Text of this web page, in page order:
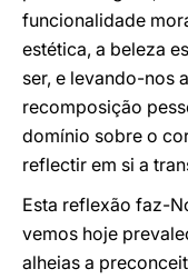
funcionalidade
estética, a beleza
ser, e levando-nos
recomposição
domínio sobre o
reflectir em si a
Esta reflexão faz-
vemos hoje
alheias a